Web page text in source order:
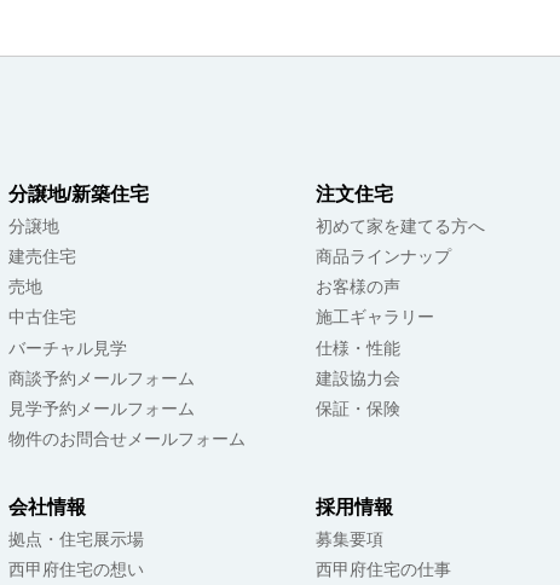
分譲地/新築住宅
分譲地
建売住宅
売地
中古住宅
バーチャル見学
商談予約メールフォーム
見学予約メールフォーム
物件のお問合せメールフォーム
注文住宅
初めて家を建てる方へ
商品ラインナップ
お客様の声
施工ギャラリー
仕様・性能
建設協力会
保証・保険
会社情報
拠点・住宅展示場
西甲府住宅の想い
採用情報
募集要項
西甲府住宅の仕事